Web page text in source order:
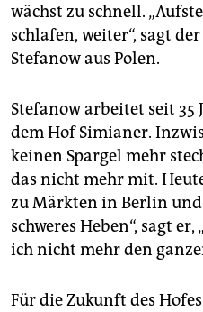
wächst zu schnell.
schlafen, weiter“, sagt
Stefanow aus Polen.
Stefanow arbeitet seit 35
dem Hof Simianer.
keinen Spargel mehr
das nicht mehr mit.
zu Märkten in Berlin und
schweres Heben“, sagt
ich nicht mehr den
Für die Zukunft des